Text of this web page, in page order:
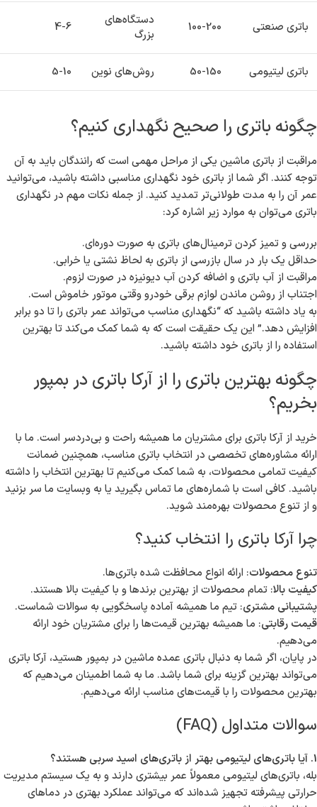
باتری صنعتی 100-200
دستگاه‌های
بزرگ
4-6
باتری لیتیومی 50-150 روش‌های نوین 5-10
چگونه باتری را صحیح نگهداری کنیم؟
مراقبت از باتری ماشین یکی از مراحل مهمی است که رانندگان باید به آن
توجه کنند. اگر شما از باتری خود نگهداری مناسبی داشته باشید، می‌توانید
عمر آن را به مدت طولانی‌تر تمدید کنید. از جمله نکات مهم در نگهداری
باتری می‌توان به موارد زیر اشاره کرد:
بررسی و تمیز کردن ترمینال‌های باتری به صورت دوره‌ای.
حداقل یک بار در سال بازرسی از باتری به لحاظ نشتی یا خرابی.
مراقبت از آب باتری و اضافه کردن آب دیونیزه در صورت لزوم.
اجتناب از روشن ماندن لوازم برقی خودرو وقتی موتور خاموش است.
به یاد داشته باشید که “نگهداری مناسب می‌تواند عمر باتری را تا دو برابر
افزایش دهد.” این یک حقیقت است که به شما کمک می‌کند تا بهترین
استفاده را از باتری خود داشته باشید.
چگونه بهترین باتری را از آرکا باتری در بمپور
بخریم؟
خرید از آرکا باتری برای مشتریان ما همیشه راحت و بی‌دردسر است. ما با
ارائه مشاوره‌های تخصصی در انتخاب باتری مناسب، همچنین ضمانت
کیفیت تمامی محصولات، به شما کمک می‌کنیم تا بهترین انتخاب را داشته
باشید. کافی است با شماره‌های ما تماس بگیرید یا به وبسایت ما سر بزنید
و از تنوع محصولات بهره‌مند شوید.
چرا آرکا باتری را انتخاب کنید؟
تنوع محصولات: ارائه انواع محافظت شده باتری‌ها.
کیفیت بالا: تمام محصولات از بهترین برندها و با کیفیت بالا هستند.
پشتیبانی مشتری: تیم ما همیشه آماده پاسخگویی به سوالات شماست.
قیمت رقابتی: ما همیشه بهترین قیمت‌ها را برای مشتریان خود ارائه
می‌دهیم.
در پایان، اگر شما به دنبال باتری عمده ماشین در بمپور هستید، آرکا باتری
می‌تواند بهترین گزینه برای شما باشد. ما به شما اطمینان می‌دهیم که
بهترین محصولات را با قیمت‌های مناسب ارائه می‌دهیم.
سوالات متداول (FAQ)
1. آیا باتری‌های لیتیومی بهتر از باتری‌های اسید سربی هستند؟
بله، باتری‌های لیتیومی معمولاً عمر بیشتری دارند و به یک سیستم مدیریت
حرارتی پیشرفته تجهیز شده‌اند که می‌تواند عملکرد بهتری در دماهای